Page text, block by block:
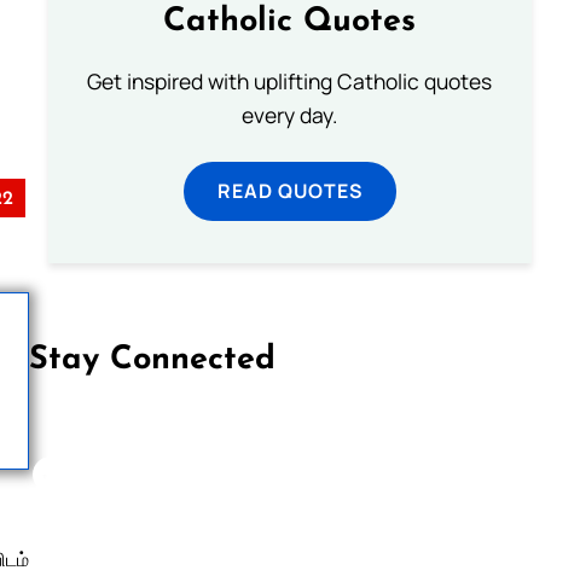
Catholic Quotes
Get inspired with uplifting Catholic quotes
every day.
READ QUOTES
Stay Connected
Follow us on Facebook